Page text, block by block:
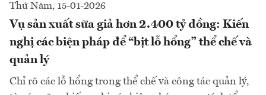
Thứ Năm, 15-01-2026
Vụ sản xuất sữa giả hơn 2.400 tỷ đồng: Kiến
nghị các biện pháp để “bịt lỗ hổng” thể chế và
quản lý
Chỉ rõ các lỗ hổng trong thể chế và công tác quản lý,